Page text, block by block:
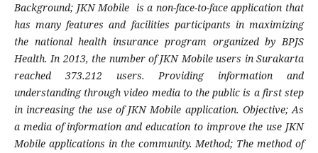
Background; JKN Mobile is a non-face-to-face application that
has many features and facilities participants in maximizing
the national health insurance program organized by BPJS
Health. In 2013, the number of JKN Mobile users in Surakarta
reached 373.212 users. Providing information and
understanding through video media to the public is a first step
in increasing the use of JKN Mobile application. Objective; As
a media of information and education to improve the use JKN
Mobile applications in the community. Method; The method of